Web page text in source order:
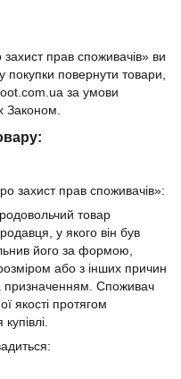
прав споживачів» ви
повернути товари,
за умови
Законом.
захист прав споживачів»:
товар
у якого він був
його за формою,
або з інших причин
призначенням. Споживач
якості протягом